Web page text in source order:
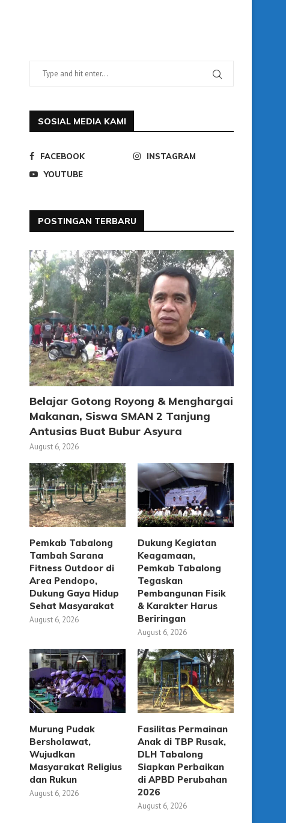
256 Jemaah Haji Tiba di Tabalong,
Bupati Ajak...
Demi Keselamatan
SOSIAL MEDIA KAMI
FACEBOOK
INSTAGRAM
YOUTUBE
POSTINGAN TERBARU
Belajar Gotong Royong & Menghargai
Makanan, Siswa SMAN 2 Tanjung
Antusias Buat Bubur Asyura
August 6, 2026
Pemkab Tabalong
Tambah Sarana
Fitness Outdoor di
Area Pendopo,
Dukung Gaya Hidup
Sehat Masyarakat
August 6, 2026
Dukung Kegiatan
Keagamaan,
Pemkab Tabalong
Tegaskan
Pembangunan Fisik
& Karakter Harus
Beriringan
August 6, 2026
Murung Pudak
Bersholawat,
Wujudkan
Masyarakat Religius
dan Rukun
August 6, 2026
Fasilitas Permainan
Anak di TBP Rusak,
DLH Tabalong
Siapkan Perbaikan
di APBD Perubahan
2026
August 6, 2026